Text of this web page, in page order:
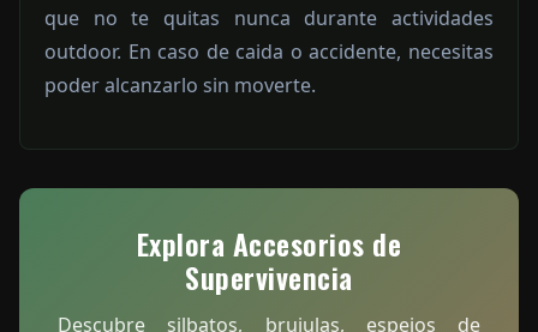
que no te quitas nunca durante actividades
outdoor. En caso de caida o accidente, necesitas
poder alcanzarlo sin moverte.
Explora Accesorios de
Supervivencia
Descubre silbatos, brujulas, espejos de